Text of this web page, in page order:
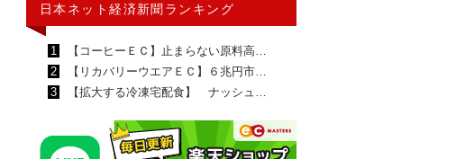
日本ネット経済新聞ランキング
1
【コーヒーＥＣ】止まらない原料高…
2
【リカバリーウエアＥＣ】６兆円市…
3
【拡大する冷凍宅配食】 ナッシュ…